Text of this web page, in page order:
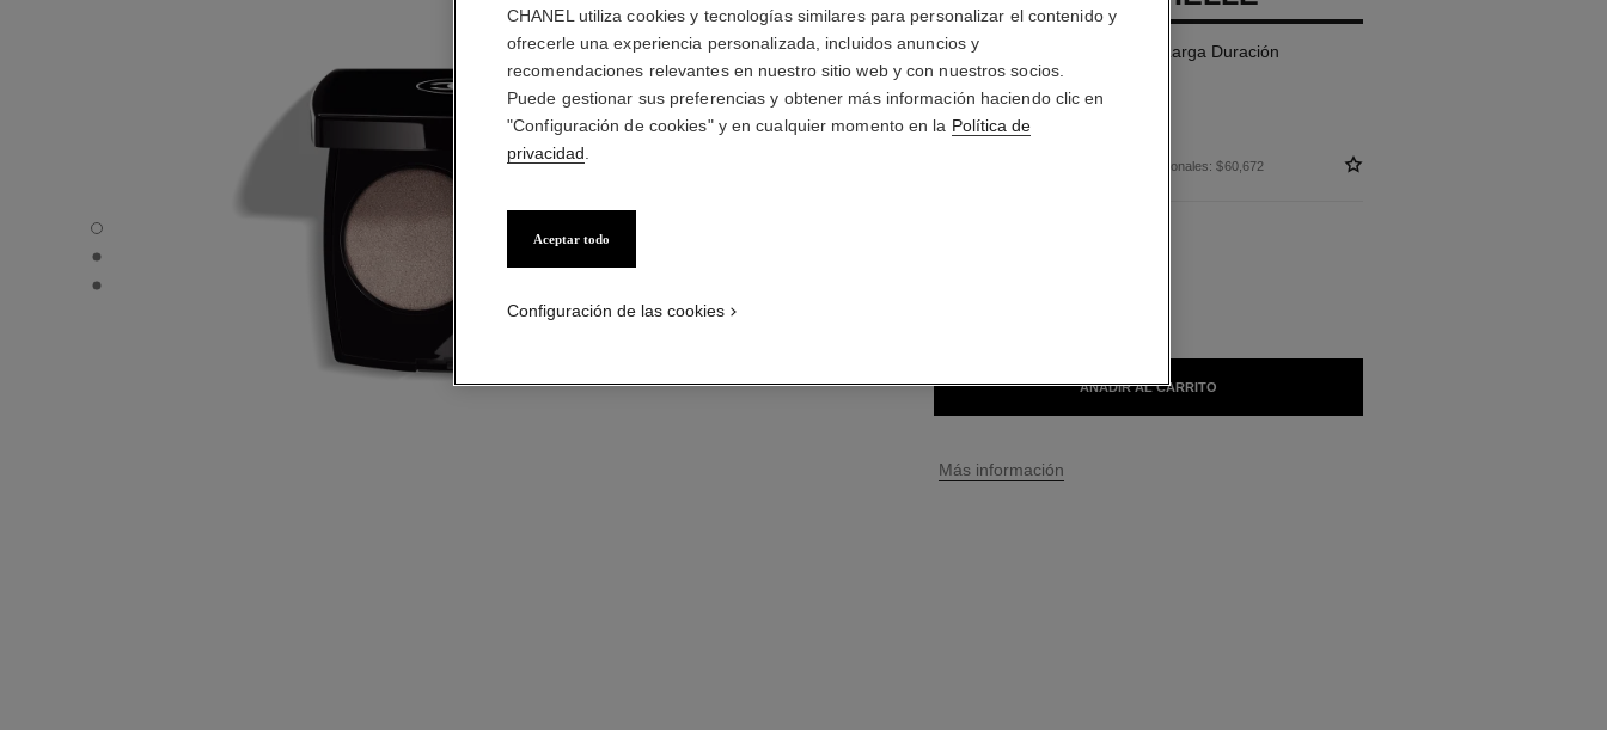
OMBRE ESSENTIELLE - Vista por defecto
OMBRE ESSENTIELLE - Vista alternativa 1
OMBRE ESSENTIELLE - Vista de la textura básica
Sombra de Ojos Multiusos de Larga Duración
Más información
Ref. 181236
precio sin impuestos nacionales: $60,672
AÑADIR AL CARRITO
↩
Más información
CHANEL utiliza cookies y tecnologías similares para personalizar el contenido y
ofrecerle una experiencia personalizada, incluidos anuncios y
recomendaciones relevantes en nuestro sitio web y con nuestros socios.
Puede gestionar sus preferencias y obtener más información haciendo clic en
"Configuración de cookies" y en cualquier momento en la Política de
privacidad
Aceptar todo
Configuración de las cookies